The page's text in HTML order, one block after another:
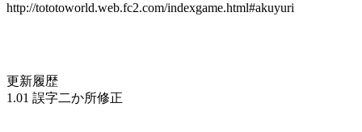
http://tototoworld.web.fc2.com/indexgame.html#akuyuri
更新履歴
1.01 誤字二か所修正